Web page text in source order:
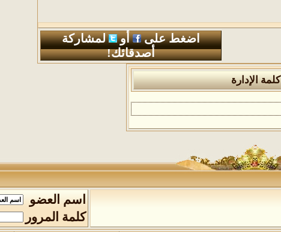
اضغط على
أو
لمشاركة
أصدقائك!
كلمة الإدارة
اسم العضو
كلمة المرور